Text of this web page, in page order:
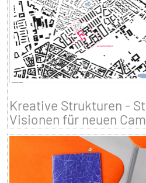
Kreative Strukturen -
Visionen für neuen